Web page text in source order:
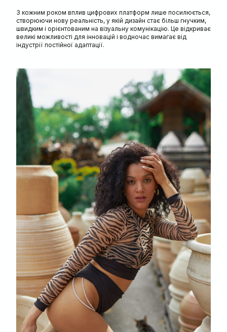
З кожним роком вплив цифрових платформ лише посилюється,
створюючи нову реальність, у якій дизайн стає більш гнучким,
швидким і орієнтованим на візуальну комунікацію. Це відкриває
великі можливості для інновацій і водночас вимагає від
індустрії постійної адаптації.